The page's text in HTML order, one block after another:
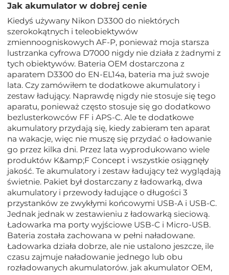
Jak akumulator w dobrej cenie
Kiedyś używany Nikon D3300 do niektórych
szerokokątnych i teleobiektywów
zmiennoogniskowych AF-P, ponieważ moja starsza
lustrzanka cyfrowa D7000 nigdy nie działa z żadnymi z
tych obiektywów. Bateria OEM dostarczona z
aparatem D3300 do EN-EL14a, bateria ma już swoje
lata. Czy zamówiłem te dodatkowe akumulatory i
zestaw ładujący. Naprawdę nigdy nie stosuje się tego
aparatu, ponieważ często stosuje się go dodatkowo
bezlusterkowców FF i APS-C. Ale te dodatkowe
akumulatory przydają się, kiedy zabieram ten aparat
na wakacje, więc nie muszę się przydać o ładowanie
go przez kilka dni. Przez lata wyprodukowano wiele
produktów K&amp;F Concept i wszystkie osiągnęły
jakość. Te akumulatory i zestaw ładujący też wyglądają
świetnie. Pakiet był dostarczany z ładowarką, dwa
akumulatory i przewody ładujące o długości 3
przystanków ze zwykłymi końcowymi USB-A i USB-C.
Jednak jednak w zestawieniu z ładowarką sieciową.
Ładowarka ma porty wyjściowe USB-C i Micro-USB.
Bateria została zachowana w pełni naładowane.
Ładowarka działa dobrze, ale nie ustalono jeszcze, ile
czasu zajmuje naładowanie jednego lub obu
rozładowanych akumulatorów. jak akumulator OEM,